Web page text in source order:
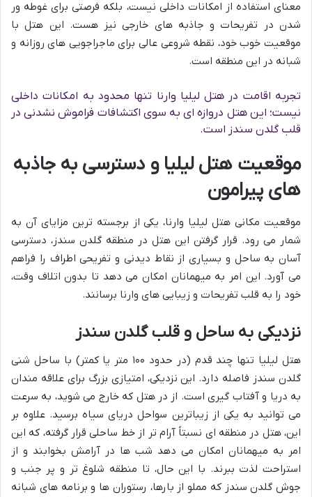
معنای استفاده از امکانات داخلی نیست، بلکه فرصتی برای غوطه ور
شدن در تفریحات و جاذبه های خارجی نیز هست. این هتل با
موقعیت خوب خود، نقطه شروعی عالی برای ماجراجویی های روزانه و
شبانه در این منطقه است.
تجربه اقامت در هتل لیلیا وارنا تنها محدود به امکانات داخلی
نیست؛ این هتل دروازه ای به سوی اکتشافات فراموش نشدنی در
قلب گلدن سندز است.
موقعیت هتل لیلیا و دسترسی به جاذبه
های پیرامون
موقعیت مکانی هتل لیلیا وارنا، یکی از برجسته ترین مزایای آن به
شمار می رود. قرار گرفتن این هتل در منطقه گلدن سندز، دسترسی
آسان به ساحل و بسیاری از نقاط دیدنی و تفریحی اطراف را فراهم
می آورد. این امر به میهمانان امکان می دهد تا بدون اتلاف وقت،
خود را به قلب تفریحات و زیبایی های وارنا برسانند.
نزدیکی به ساحل و قلب گلدن سندز
هتل لیلیا تنها چند قدم (در حدود ۱۰۰ متر یا کمتر) با ساحل شنی
گلدن سندز فاصله دارد. این نزدیکی، امتیازی بزرگ برای علاقه مندان
به دریا و آفتاب گیری است. از در هتل که خارج می شوید، به سرعت
می توانید به یکی از زیباترین سواحل دریای سیاه برسید. علاوه بر
این، هتل در منطقه ای نسبتاً آرام تر از خط ساحلی قرار گرفته، که این
امر به میهمانان امکان می دهد شب ها در آرامش بخوابند و از
استراحت لذت ببرند. با این حال، تا منطقه شلوغ تر و پر جنب و
جوش گلدن سندز که مملو از بارها، رستوران ها و برنامه های شبانه